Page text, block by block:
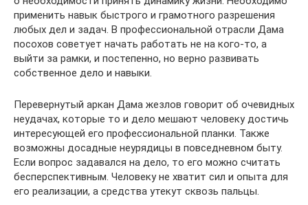
применить навык быстрого и грамотного разрешения
любых дел и задач. В профессиональной отрасли Дама
посохов советует начать работать не на кого-то, а
выйти за рамки, и постепенно, но верно развивать
собственное дело и навыки.
Перевернутый аркан Дама жезлов говорит об очевидных
неудачах, которые то и дело мешают человеку достичь
интересующей его профессиональной планки. Также
возможны досадные неурядицы в повседневном быту.
Если вопрос задавался на дело, то его можно считать
бесперспективным. Человеку не хватит сил и опыта для
его реализации, а средства утекут сквозь пальцы.